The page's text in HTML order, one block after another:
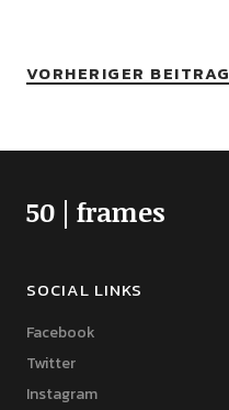
VORHERIGER BEITRAG
50 | frames
SOCIAL LINKS
Facebook
Twitter
Instagram